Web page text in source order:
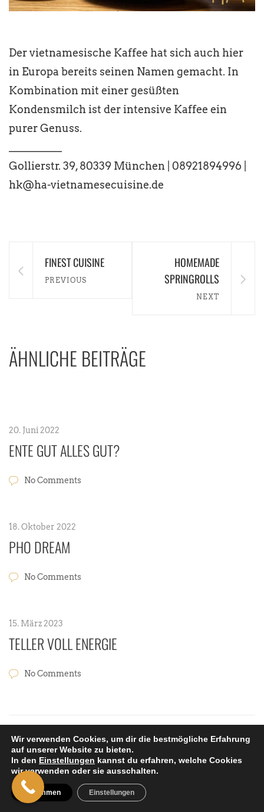
Der vietnamesische Kaffee hat sich auch hier
in Europa bereits seinen Namen gemacht. In
Kombination mit einer gesüßten
Kondensmilch ist der intensive Kaffee ein
purer Genuss.
Gollierstr. 39, 80339 München | 08921894996 |
hk@ha-vietnamesecuisine.de
FINEST CUISINE
PREVIOUS
HOMEMADE
SPRINGROLLS
NEXT
ÄHNLICHE BEITRÄGE
20. Juni 2022
ENTE GUT ALLES GUT?
No Comments
18. Oktober 2022
PHO DREAM
No Comments
15. März 2023
TELLER VOLL ENERGIE
No Comments
Copyright © Ha-Vietnamesecuisine 2019 – Impressum
Wir verwenden Cookies, um dir die bestmögliche Erfahrung
auf unserer Website zu bieten.
In den Einstellungen kannst du erfahren, welche Cookies
wir verwenden oder sie ausschalten.
Zustimmen Einstellungen